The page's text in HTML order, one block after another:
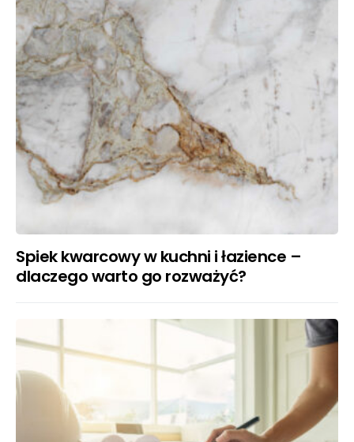
Spiek kwarcowy w kuchni i łazience –
dlaczego warto go rozważyć?